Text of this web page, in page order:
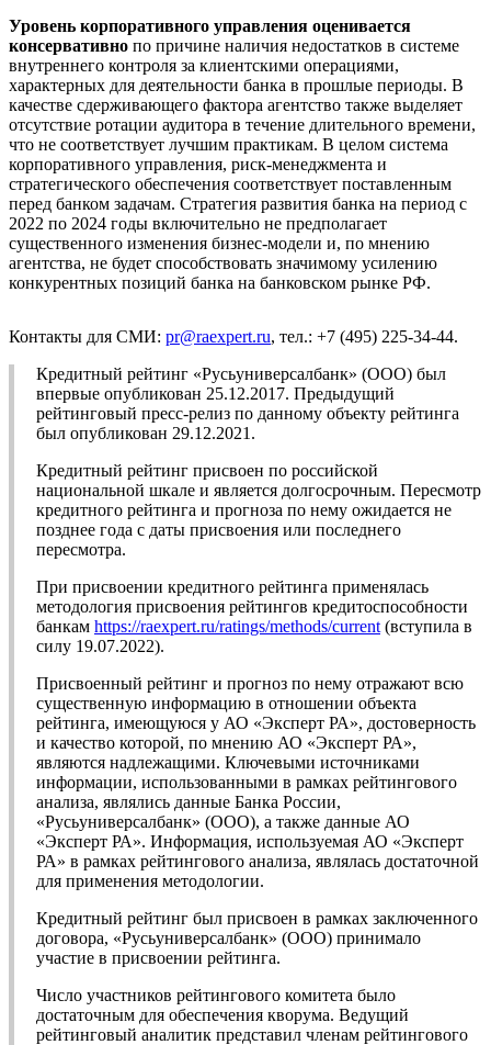
Уровень корпоративного управления оценивается
консервативно по причине наличия недостатков в системе
внутреннего контроля за клиентскими операциями,
характерных для деятельности банка в прошлые периоды. В
качестве сдерживающего фактора агентство также выделяет
отсутствие ротации аудитора в течение длительного времени,
что не соответствует лучшим практикам. В целом система
корпоративного управления, риск-менеджмента и
стратегического обеспечения соответствует поставленным
перед банком задачам. Стратегия развития банка на период с
2022 по 2024 годы включительно не предполагает
существенного изменения бизнес-модели и, по мнению
агентства, не будет способствовать значимому усилению
конкурентных позиций банка на банковском рынке РФ.
Контакты для СМИ: pr@raexpert.ru, тел.: +7 (495) 225-34-44.
Кредитный рейтинг «Русьуниверсалбанк» (ООО) был
впервые опубликован 25.12.2017. Предыдущий
рейтинговый пресс-релиз по данному объекту рейтинга
был опубликован 29.12.2021.
Кредитный рейтинг присвоен по российской
национальной шкале и является долгосрочным. Пересмотр
кредитного рейтинга и прогноза по нему ожидается не
позднее года с даты присвоения или последнего
пересмотра.
При присвоении кредитного рейтинга применялась
методология присвоения рейтингов кредитоспособности
банкам https://raexpert.ru/ratings/methods/current (вступила в
силу 19.07.2022).
Присвоенный рейтинг и прогноз по нему отражают всю
существенную информацию в отношении объекта
рейтинга, имеющуюся у АО «Эксперт РА», достоверность
и качество которой, по мнению АО «Эксперт РА»,
являются надлежащими. Ключевыми источниками
информации, использованными в рамках рейтингового
анализа, являлись данные Банка России,
«Русьуниверсалбанк» (ООО), а также данные АО
«Эксперт РА». Информация, используемая АО «Эксперт
РА» в рамках рейтингового анализа, являлась достаточной
для применения методологии.
Кредитный рейтинг был присвоен в рамках заключенного
договора, «Русьуниверсалбанк» (ООО) принимало
участие в присвоении рейтинга.
Число участников рейтингового комитета было
достаточным для обеспечения кворума. Ведущий
рейтинговый аналитик представил членам рейтингового